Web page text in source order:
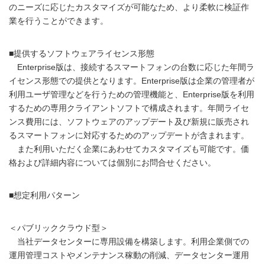
のニーズに応じたカスタマイズが可能なため、より柔軟に検証作
業を行うことができます。
■提供するソフトウェアライセンス形態
Enterprise版は、接続するスマートフォンの台数に応じた年間ラ
イセンス形態での提供となります。Enterprise版は企業の管理者が
利用ユーザ管理などを行うための管理機能と、Enterprise版を利用
するための専用クライアントソフトで構成されます。年間ライセ
ンス費用には、ソフトウェアのアップデート及び新規に販売され
るスマートフォンに対応するためのアップデートが含まれます。
また利用いただく企業にあわせてカスタマイズも可能です。価
格および詳細内容については個別にお問合せください。
■想定利用パターン
＜パブリッククラウド型＞
当社データセンターに専用設備を構築します。利用企業側での
運用管理コストやメンテナンス稼動の削減、データセンター運用